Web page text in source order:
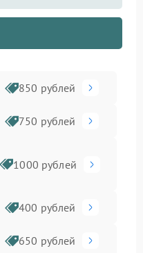
850 рублей
750 рублей
1000 рублей
400 рублей
650 рублей